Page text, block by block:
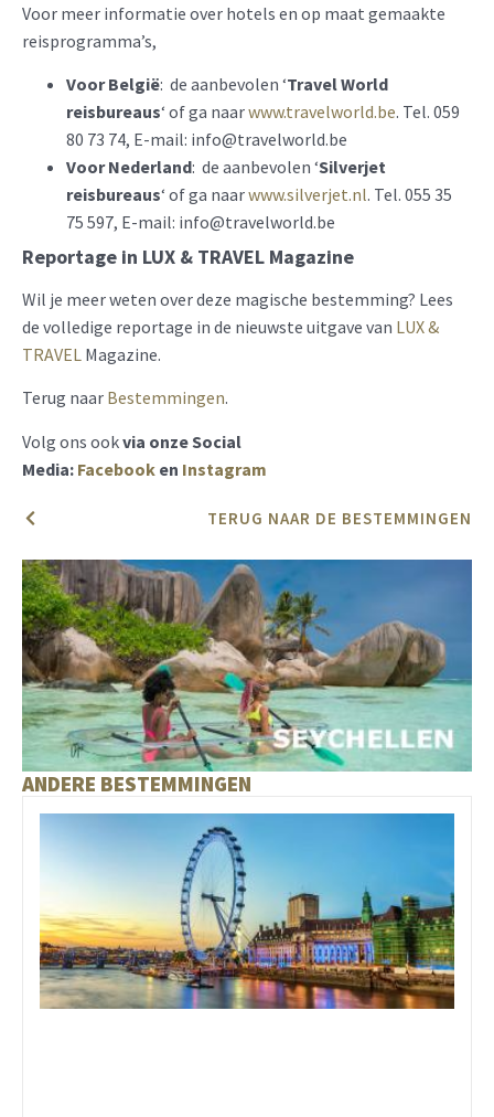
Voor meer informatie over hotels en op maat gemaakte
reisprogramma’s,
Voor België: de aanbevolen ‘Travel World
reisbureaus‘ of ga naarwww.travelworld.be. Tel. 059
80 73 74, E-mail: info@travelworld.be
Voor Nederland: de aanbevolen ‘Silverjet
reisbureaus‘ of ga naarwww.silverjet.nl. Tel. 055 35
75 597, E-mail: info@travelworld.be
Reportage in LUX & TRAVEL Magazine
Wil je meer weten over deze magische bestemming? Lees
de volledige reportage in de nieuwste uitgave van LUX &
TRAVEL Magazine.
Terug naar Bestemmingen.
Volg ons ookvia onze Social
Media: Facebook en Instagram
TERUG NAAR DE BESTEMMINGEN
ANDERE BESTEMMINGEN